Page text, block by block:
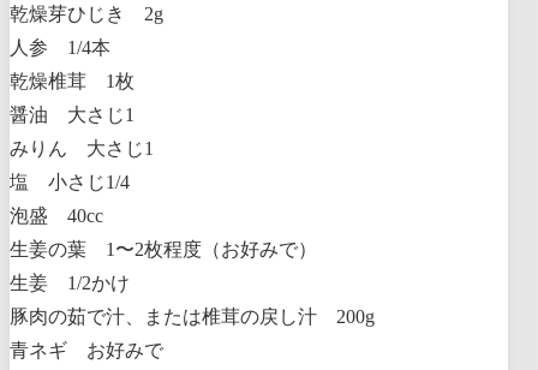
乾燥芽ひじき 2g
人参 1/4本
乾燥椎茸 1枚
醤油 大さじ1
みりん 大さじ1
塩 小さじ1/4
泡盛 40cc
生姜の葉 1〜2枚程度（お好みで）
生姜 1/2かけ
豚肉の茹で汁、または椎茸の戻し汁 200g
青ネギ お好みで